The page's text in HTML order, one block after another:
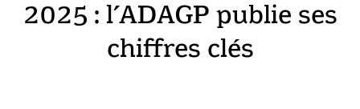
2025 : l’ADAGP publie ses
chiffres clés